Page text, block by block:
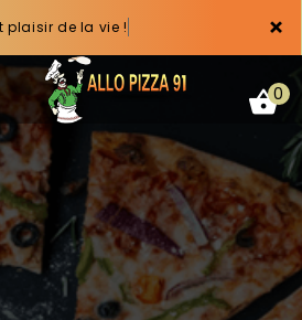
×
plaisir de la vie !
0